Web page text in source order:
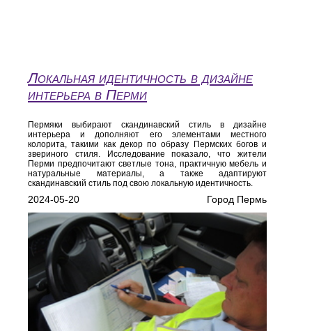
Локальная идентичность в дизайне
интерьера в Перми
Пермяки выбирают скандинавский стиль в дизайне
интерьера и дополняют его элементами местного
колорита, такими как декор по образу Пермских богов и
звериного стиля. Исследование показало, что жители
Перми предпочитают светлые тона, практичную мебель и
натуральные материалы, а также адаптируют
скандинавский стиль под свою локальную идентичность.
2024-05-20 Город Пермь